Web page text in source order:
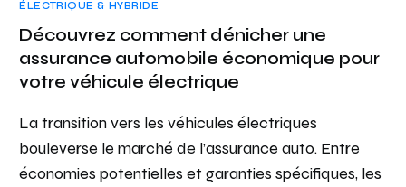
ÉLECTRIQUE & HYBRIDE
Découvrez comment dénicher une
assurance automobile économique pour
votre véhicule électrique
La transition vers les véhicules électriques
bouleverse le marché de l’assurance auto. Entre
économies potentielles et garanties spécifiques, les